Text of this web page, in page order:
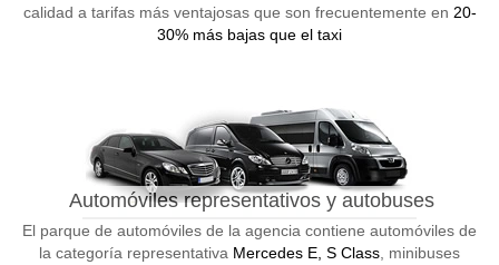
calidad a tarifas más ventajosas que son frecuentemente en 20-
30% más bajas que el taxi
Automóviles representativos y autobuses
El parque de automóviles de la agencia contiene automóviles de
la categoría representativa Mercedes E, S Class , minibuses